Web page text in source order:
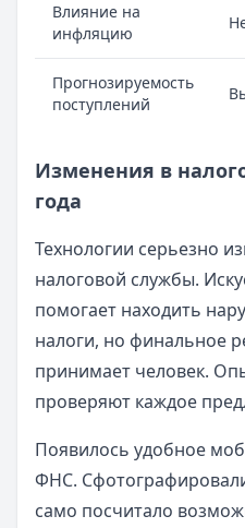
Влияние на
инфляцию
Прогнозируемость
поступлений
Изменения в
года
Технологии серьезно
налоговой службы.
помогает находить
налоги, но финальное
принимает человек.
проверяют каждое
Появилось удобное
ФНС.
само посчитало